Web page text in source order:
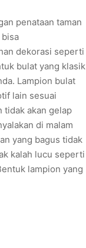
penataan taman
dekorasi seperti
bulat yang klasik
Lampion bulat
lain sesuai
tidak akan gelap
di malam
yang bagus tidak
kalah lucu seperti
lampion yang